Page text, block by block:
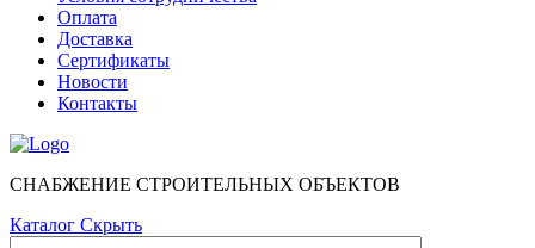
Оплата
Доставка
Сертификаты
Новости
Контакты
СНАБЖЕНИЕ СТРОИТЕЛЬНЫХ ОБЪЕКТОВ
Каталог Скрыть